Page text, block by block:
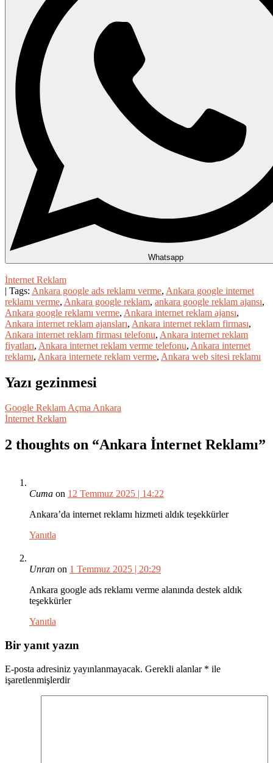
Whatsapp
İnternet Reklam
| Tags: Ankara google ads reklamı verme, Ankara google internet
reklamı verme, Ankara google reklam, ankara google reklam ajansı,
Ankara google reklamı verme, Ankara internet reklam ajansı,
Ankara internet reklam ajansları, Ankara internet reklam firması,
Ankara internet reklam firması telefonu, Ankara internet reklam
fiyatları, Ankara internet reklam verme telefonu, Ankara internet
reklamı, Ankara internete reklam verme, Ankara web sitesi reklamı
Yazı gezinmesi
Google Reklam Açma Ankara
İnternet Reklam
2 thoughts on “Ankara İnternet Reklamı”
Cuma on 12 Temmuz 2025 | 14:22
Ankara’da internet reklamı hizmeti aldık teşekkürler
Yanıtla
Unran on 1 Temmuz 2025 | 20:29
Ankara google ads reklamı verme alanında destek aldık
teşekkürler
Yanıtla
Bir yanıt yazın
E-posta adresiniz yayınlanmayacak. Gerekli alanlar * ile
işaretlenmişlerdir